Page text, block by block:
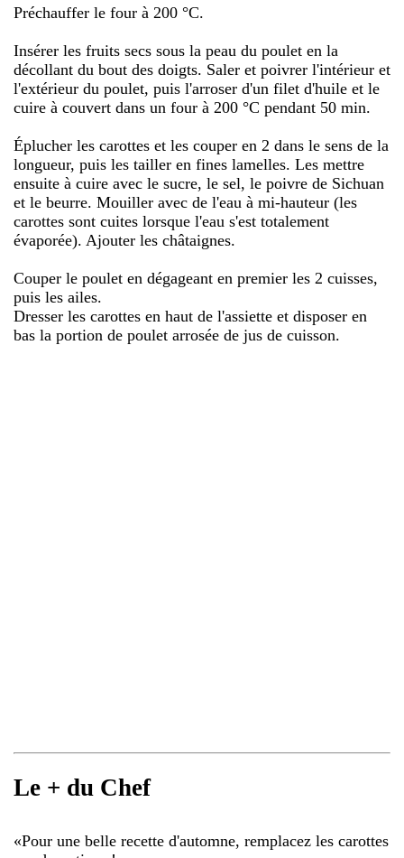
Préchauffer le four à 200 °C.
Insérer les fruits secs sous la peau du poulet en la
décollant du bout des doigts. Saler et poivrer l'intérieur et
l'extérieur du poulet, puis l'arroser d'un filet d'huile et le
cuire à couvert dans un four à 200 °C pendant 50 min.
Éplucher les carottes et les couper en 2 dans le sens de la
longueur, puis les tailler en fines lamelles. Les mettre
ensuite à cuire avec le sucre, le sel, le poivre de Sichuan
et le beurre. Mouiller avec de l'eau à mi-hauteur (les
carottes sont cuites lorsque l'eau s'est totalement
évaporée). Ajouter les châtaignes.
Couper le poulet en dégageant en premier les 2 cuisses,
puis les ailes.
Dresser les carottes en haut de l'assiette et disposer en
bas la portion de poulet arrosée de jus de cuisson.
Le + du Chef
«Pour une belle recette d'automne, remplacez les carottes